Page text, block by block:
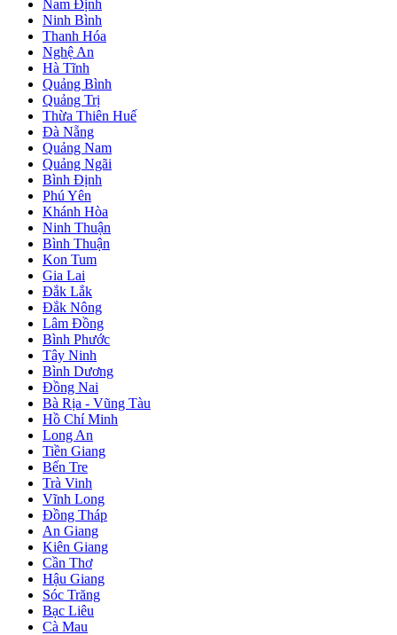
Nam Định
Ninh Bình
Thanh Hóa
Nghệ An
Hà Tĩnh
Quảng Bình
Quảng Trị
Thừa Thiên Huế
Đà Nẵng
Quảng Nam
Quảng Ngãi
Bình Định
Phú Yên
Khánh Hòa
Ninh Thuận
Bình Thuận
Kon Tum
Gia Lai
Đắk Lắk
Đắk Nông
Lâm Đồng
Bình Phước
Tây Ninh
Bình Dương
Đồng Nai
Bà Rịa - Vũng Tàu
Hồ Chí Minh
Long An
Tiền Giang
Bến Tre
Trà Vinh
Vĩnh Long
Đồng Tháp
An Giang
Kiên Giang
Cần Thơ
Hậu Giang
Sóc Trăng
Bạc Liêu
Cà Mau